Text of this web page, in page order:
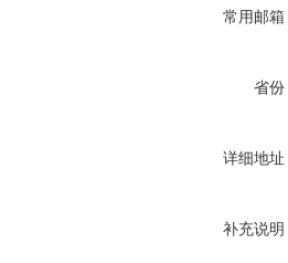
常用邮箱
省份
详细地址
补充说明